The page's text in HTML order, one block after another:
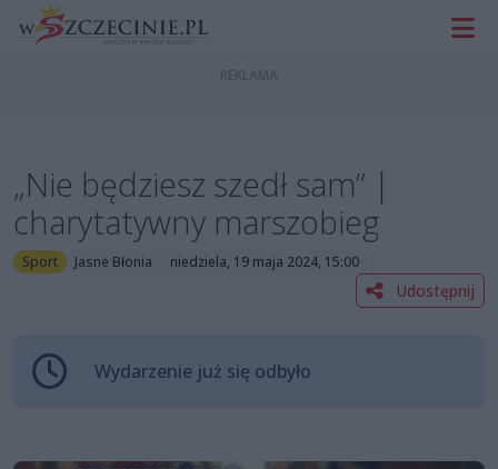
„Nie będziesz szedł sam” |
charytatywny marszobieg
Sport Jasne Błonia niedziela, 19 maja 2024, 15:00
Udostępnij
Wydarzenie już się odbyło